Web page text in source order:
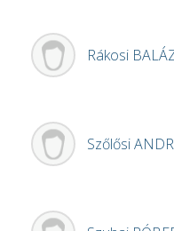
Rákosi
Szőlősi